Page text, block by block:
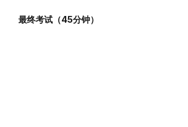
最终考试（45分钟）